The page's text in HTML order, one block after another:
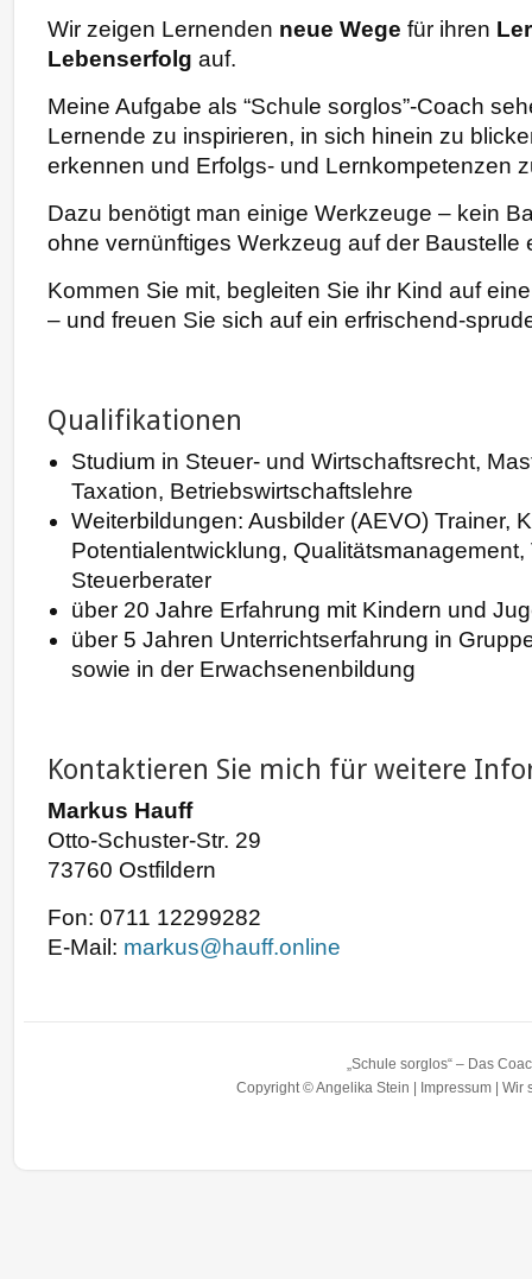
Wir zeigen Lernenden neue Wege für ihren
Lebenserfolg auf.
Meine Aufgabe als “Schule sorglos”-Coach
Lernende zu inspirieren, in sich hinein zu
erkennen und Erfolgs- und Lernkompetenzen
Dazu benötigt man einige Werkzeuge – kein
ohne vernünftiges Werkzeug auf der Baustelle
Kommen Sie mit, begleiten Sie ihr Kind auf
– und freuen Sie sich auf ein erfrischend-
Qualifikationen
Studium in Steuer- und Wirtschaftsrecht,
Taxation, Betriebswirtschaftslehre
Weiterbildungen: Ausbilder (AEVO) Trainer,
Potentialentwicklung, Qualitätsmanagement,
Steuerberater
über 20 Jahre Erfahrung mit Kindern und
über 5 Jahren Unterrichtserfahrung in
sowie in der Erwachsenenbildung
Kontaktieren Sie mich für weitere
Markus Hauff
Otto-Schuster-Str. 29
73760 Ostfildern
Fon: 0711 12299282
E-Mail: markus@hauff.online
„Schule sorglos“ – Das
Copyright © Angelika Stein |
Impressum| Wir